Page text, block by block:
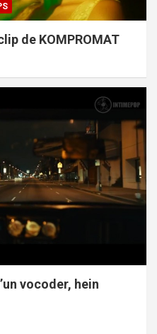
de KOMPROMAT
vocoder, hein